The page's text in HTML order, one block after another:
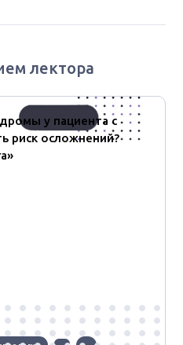
лектора
у пациента с
риск осложнений?